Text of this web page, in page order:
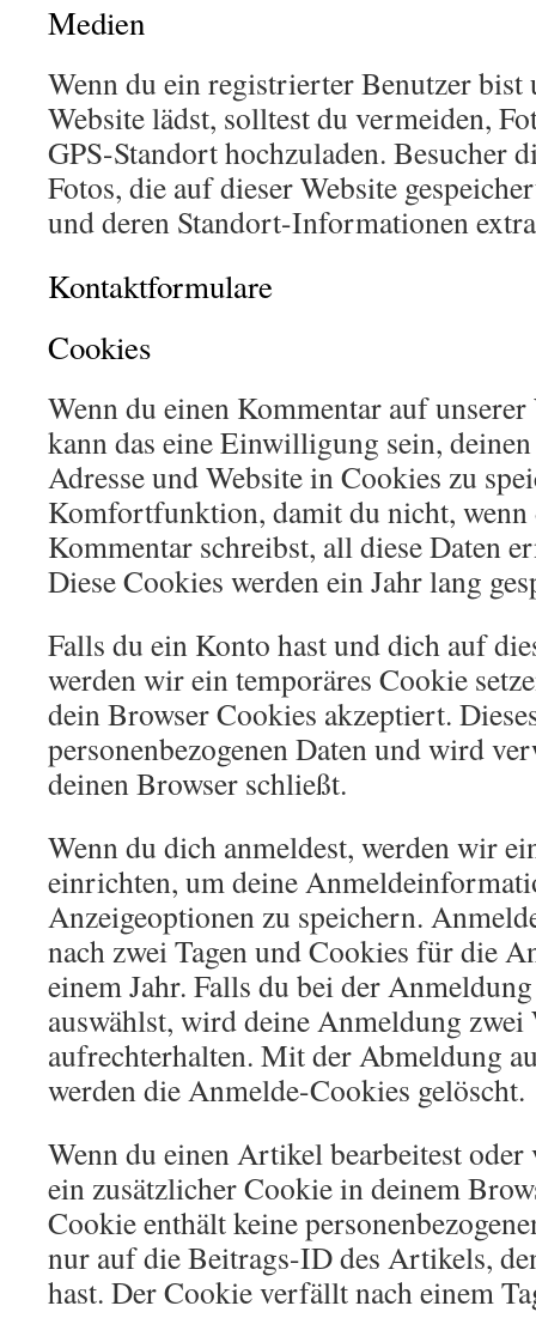
Medien
Wenn du ein registrierter Benutzer bist
Website lädst, solltest du vermeiden,
GPS-Standort hochzuladen. Besucher
Fotos, die auf dieser Website
und deren Standort-Informationen
Kontaktformulare
Cookies
Wenn du einen Kommentar auf
kann das eine Einwilligung sein,
Adresse und Website in Cookies zu
Komfortfunktion, damit du nicht, wenn
Kommentar schreibst, all diese Daten
Diese Cookies werden ein Jahr lang
Falls du ein Konto hast und dich auf
werden wir ein temporäres Cookie
dein Browser Cookies akzeptiert.
personenbezogenen Daten und wird
deinen Browser schließt.
Wenn du dich anmeldest, werden wir
einrichten, um deine
Anzeigeoptionen zu speichern.
nach zwei Tagen und Cookies für die
einem Jahr. Falls du bei der
auswählst, wird deine Anmeldung zwei
aufrechterhalten. Mit der Abmeldung
werden die Anmelde-Cookies gelöscht.
Wenn du einen Artikel bearbeitest
ein zusätzlicher Cookie in deinem
Cookie enthält keine
nur auf die Beitrags-ID des Artikels,
hast. Der Cookie verfällt nach einem